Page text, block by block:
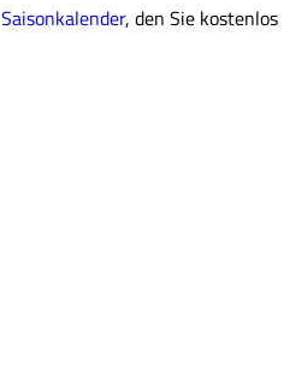
Saisonkalender, den Sie kostenlos